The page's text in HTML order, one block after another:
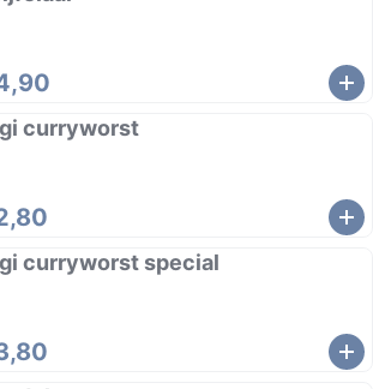
curryworst
curryworst special